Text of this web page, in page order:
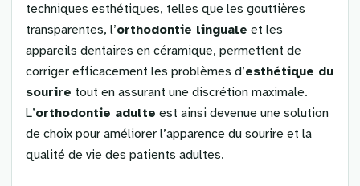
techniques esthétiques, telles que les gouttières
transparentes, l’orthodontie linguale et les
appareils dentaires en céramique, permettent de
corriger efficacement les problèmes d’esthétique du
sourire tout en assurant une discrétion maximale.
L’orthodontie adulte est ainsi devenue une solution
de choix pour améliorer l’apparence du sourire et la
qualité de vie des patients adultes.